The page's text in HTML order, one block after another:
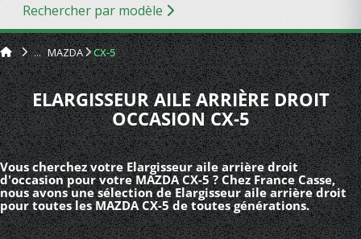
Rechercher par modèle
MAZDA CX-5
ELARGISSEUR AILE ARRIÈRE DROIT
OCCASION CX-5
Vous cherchez votre Elargisseur aile arrière droit
d'occasion pour votre MAZDA CX-5 ? Chez France Casse,
nous avons une sélection de Elargisseur aile arrière droit
pour toutes les MAZDA CX-5 de toutes générations.